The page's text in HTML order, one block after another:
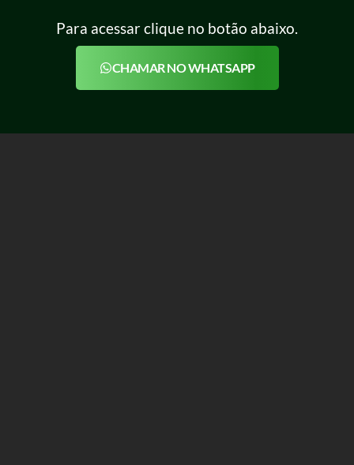
Para acessar clique no botão abaixo.
CHAMAR NO WHATSAPP